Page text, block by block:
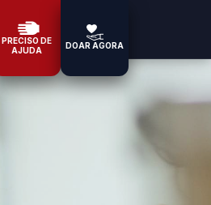
PRECISO DE
AJUDA
DOAR AGORA